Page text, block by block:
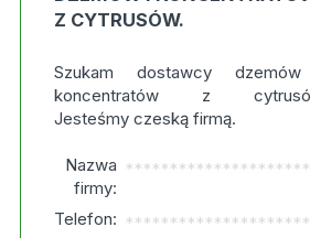
Z CYTRUSÓW.
Szukam dostawcy
koncentratów z
Jesteśmy czeską firmą.
Nazwa
firmy:
Telefon: